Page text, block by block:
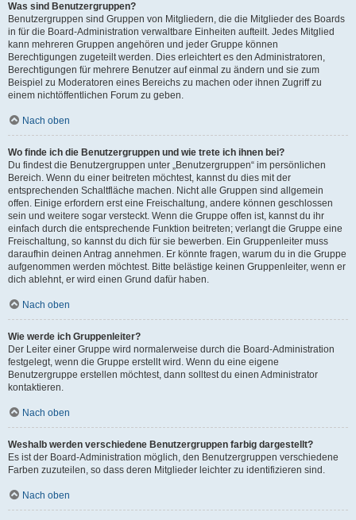
Was sind Benutzergruppen?
Benutzergruppen sind Gruppen von Mitgliedern, die die Mitglieder des Boards
in für die Board-Administration verwaltbare Einheiten aufteilt. Jedes Mitglied
kann mehreren Gruppen angehören und jeder Gruppe können
Berechtigungen zugeteilt werden. Dies erleichtert es den Administratoren,
Berechtigungen für mehrere Benutzer auf einmal zu ändern und sie zum
Beispiel zu Moderatoren eines Bereichs zu machen oder ihnen Zugriff zu
einem nichtöffentlichen Forum zu geben.
Nach oben
Wo finde ich die Benutzergruppen und wie trete ich ihnen bei?
Du findest die Benutzergruppen unter „Benutzergruppen“ im persönlichen
Bereich. Wenn du einer beitreten möchtest, kannst du dies mit der
entsprechenden Schaltfläche machen. Nicht alle Gruppen sind allgemein
offen. Einige erfordern erst eine Freischaltung, andere können geschlossen
sein und weitere sogar versteckt. Wenn die Gruppe offen ist, kannst du ihr
einfach durch die entsprechende Funktion beitreten; verlangt die Gruppe eine
Freischaltung, so kannst du dich für sie bewerben. Ein Gruppenleiter muss
daraufhin deinen Antrag annehmen. Er könnte fragen, warum du in die Gruppe
aufgenommen werden möchtest. Bitte belästige keinen Gruppenleiter, wenn er
dich ablehnt, er wird einen Grund dafür haben.
Nach oben
Wie werde ich Gruppenleiter?
Der Leiter einer Gruppe wird normalerweise durch die Board-Administration
festgelegt, wenn die Gruppe erstellt wird. Wenn du eine eigene
Benutzergruppe erstellen möchtest, dann solltest du einen Administrator
kontaktieren.
Nach oben
Weshalb werden verschiedene Benutzergruppen farbig dargestellt?
Es ist der Board-Administration möglich, den Benutzergruppen verschiedene
Farben zuzuteilen, so dass deren Mitglieder leichter zu identifizieren sind.
Nach oben